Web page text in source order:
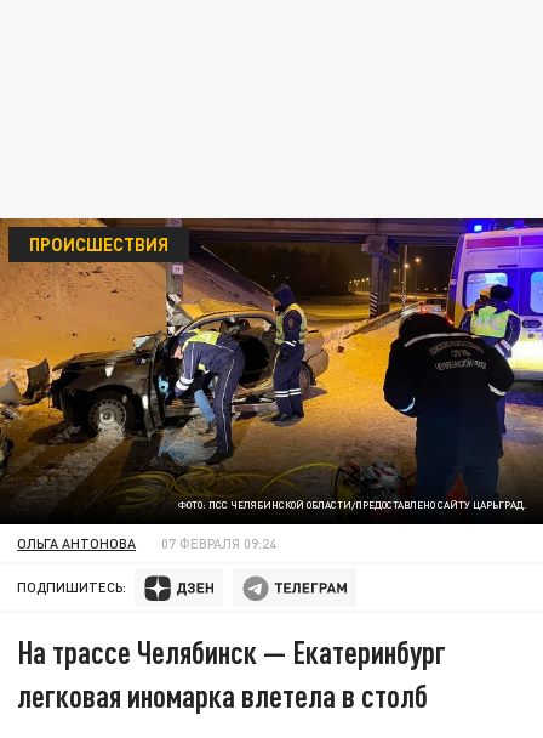
ФОТО: ПСС ЧЕЛЯБИНСКОЙ ОБЛАСТИ/ПРЕДОСТАВЛЕНО САЙТУ ЦАРЬГРАД.
ПРОИСШЕСТВИЯ
ОЛЬГА АНТОНОВА 07 ФЕВРАЛЯ 09:24
ПОДПИШИТЕСЬ:
На трассе Челябинск — Екатеринбург
легковая иномарка влетела в столб